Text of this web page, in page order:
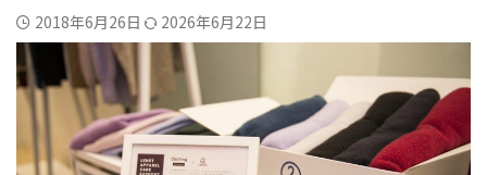
2018年6月26日 2026年6月22日